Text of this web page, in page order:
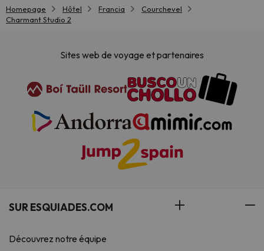
Homepage Hôtel Francia
Courchevel
Charmant Studio 2
Sites web de voyage et partenaires
SUR ESQUIADES.COM
Découvrez notre équipe